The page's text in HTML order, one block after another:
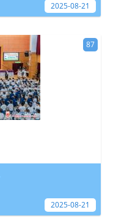
2025-08-21
87
2025-08-21